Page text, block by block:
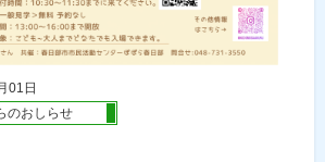
01日
のおしらせ